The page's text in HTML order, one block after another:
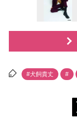
#犬飼貴丈 #